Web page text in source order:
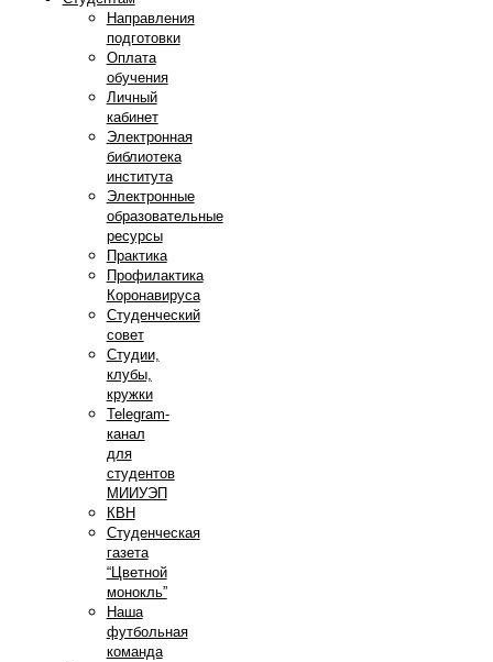
Направления
подготовки
Оплата
обучения
Личный
кабинет
Электронная
библиотека
института
Электронные
образовательные
ресурсы
Практика
Профилактика
Коронавируса
Студенческий
совет
Студии,
клубы,
кружки
Telegram-
канал
для
студентов
МИИУЭП
КВН
Студенческая
газета
“Цветной
монокль”
Наша
футбольная
команда